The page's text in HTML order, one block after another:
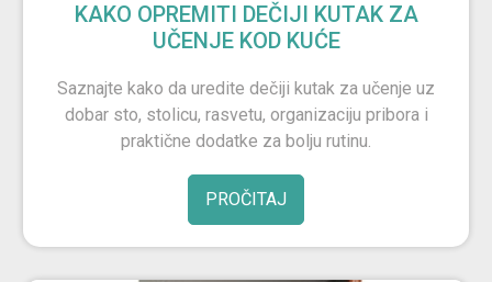
KAKO OPREMITI DEČIJI KUTAK ZA
UČENJE KOD KUĆE
Saznajte kako da uredite dečiji kutak za učenje uz
dobar sto, stolicu, rasvetu, organizaciju pribora i
praktične dodatke za bolju rutinu.
PROČITAJ